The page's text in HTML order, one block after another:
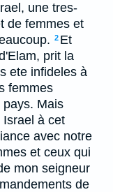
une tres-
de femmes et
2 Et
prit la
ete infideles à
femmes
Mais
Israel à cet
avec notre
et ceux qui
mon seigneur
de